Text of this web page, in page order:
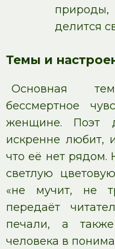
делится
Темы и
Основная
бессмертное
женщине. Поэт
искренне любит,
что её нет рядом.
светлую
«не мучит, не
передаёт
печали, а также
человека в